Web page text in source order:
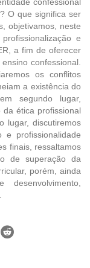
O que significa ser
objetivamos, neste
e
a fim de oferecer
confessional.
os conflitos
a existência do
segundo lugar,
ética profissional
lugar, discutiremos
e profissionalidade
finais, ressaltamos
de superação da
porém, ainda